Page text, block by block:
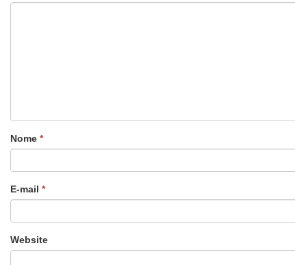
Nome *
E-mail *
Website